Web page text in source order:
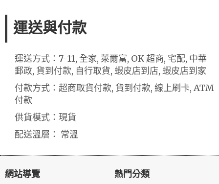
運送與付款
運送方式：7-11, 全家, 萊爾富, OK 超商, 宅配, 中華
郵政, 貨到付款, 自行取貨, 蝦皮店到店, 蝦皮店到家
付款方式：超商取貨付款, 貨到付款, 線上刷卡, ATM
付款
供貨模式：現貨
配送溫層： 常溫
網站導覽 熱門分類